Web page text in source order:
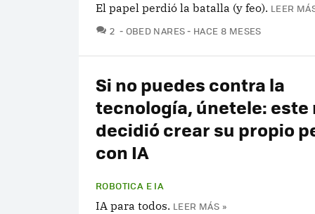
El papel perdió la batalla (y feo). LEER
2 COMENTARIOS
OBED NARES HACE 8 MESES
Si no puedes contra la
tecnología, únetele: este
decidió crear su propio
con IA
ROBOTICA E IA
IA para todos. LEER MÁS »